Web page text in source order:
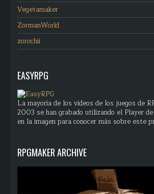
Vegetamaker
ZormanWorld
zorochii
EASYRPG
La mayoría de los videos de los juegos de
2003 se han grabado utilizando el Player de
en la imagen para conocer más sobre este
RPGMAKER ARCHIVE